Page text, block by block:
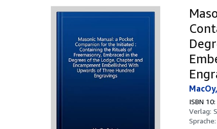
ISBN 10:
Verlag:
Sprache: